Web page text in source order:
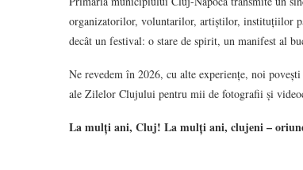
organizatorilor, voluntarilor, artiștilor, instituțiilor
decât un festival: o stare de spirit, un manifest al
Ne revedem în 2026, cu alte experiențe, noi
ale Zilelor Clujului pentru mii de fotografii și
La mulți ani, Cluj! La mulți ani, clujeni –